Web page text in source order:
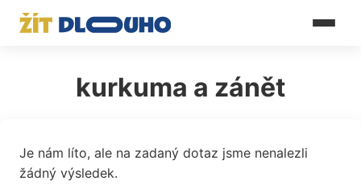
kurkuma a zánět
Je nám líto, ale na zadaný dotaz jsme nenalezli
žádný výsledek.